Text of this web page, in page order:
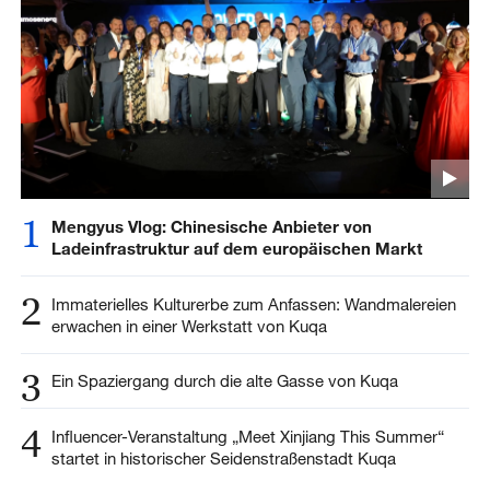
1
Mengyus Vlog: Chinesische Anbieter von
Ladeinfrastruktur auf dem europäischen Markt
2
Immaterielles Kulturerbe zum Anfassen: Wandmalereien
erwachen in einer Werkstatt von Kuqa
3 Ein Spaziergang durch die alte Gasse von Kuqa
4 Influencer-Veranstaltung „Meet Xinjiang This Summer“
startet in historischer Seidenstraßenstadt Kuqa